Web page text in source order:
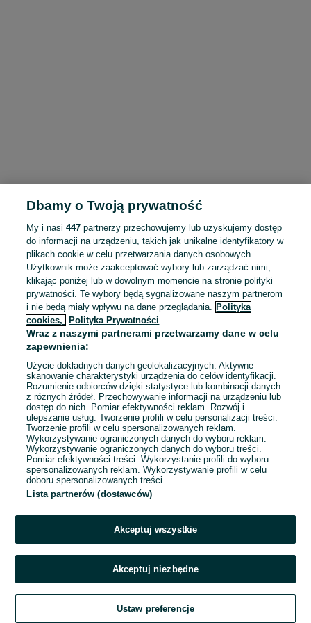
To ogłoszenie nie jest już dostępne
Przejdź na stronę główną
Dbamy o Twoją prywatność
My i nasi447 partnerzy przechowujemy lub uzyskujemy dostęp
do informacji na urządzeniu, takich jak unikalne identyfikatory w
plikach cookie w celu przetwarzania danych osobowych.
Użytkownik może zaakceptować wybory lub zarządzać nimi,
klikając poniżej lub w dowolnym momencie na stronie polityki
prywatności. Te wybory będą sygnalizowane naszym partnerom
i nie będą miały wpływu na dane przeglądania. Polityka
cookies,
Polityka Prywatności
Wraz z naszymi partnerami przetwarzamy dane w celu
zapewnienia:
Użycie dokładnych danych geolokalizacyjnych. Aktywne
skanowanie charakterystyki urządzenia do celów identyfikacji.
Rozumienie odbiorców dzięki statystyce lub kombinacji danych
z różnych źródeł. Przechowywanie informacji na urządzeniu lub
dostęp do nich. Pomiar efektywności reklam. Rozwój i
ulepszanie usług. Tworzenie profili w celu personalizacji treści.
Tworzenie profili w celu spersonalizowanych reklam.
Wykorzystywanie ograniczonych danych do wyboru reklam.
Wykorzystywanie ograniczonych danych do wyboru treści.
Pomiar efektywności treści. Wykorzystanie profili do wyboru
spersonalizowanych reklam. Wykorzystywanie profili w celu
doboru spersonalizowanych treści.
Lista partnerów (dostawców)
Akceptuj wszystkie
Akceptuj niezbędne
Ustaw preferencje